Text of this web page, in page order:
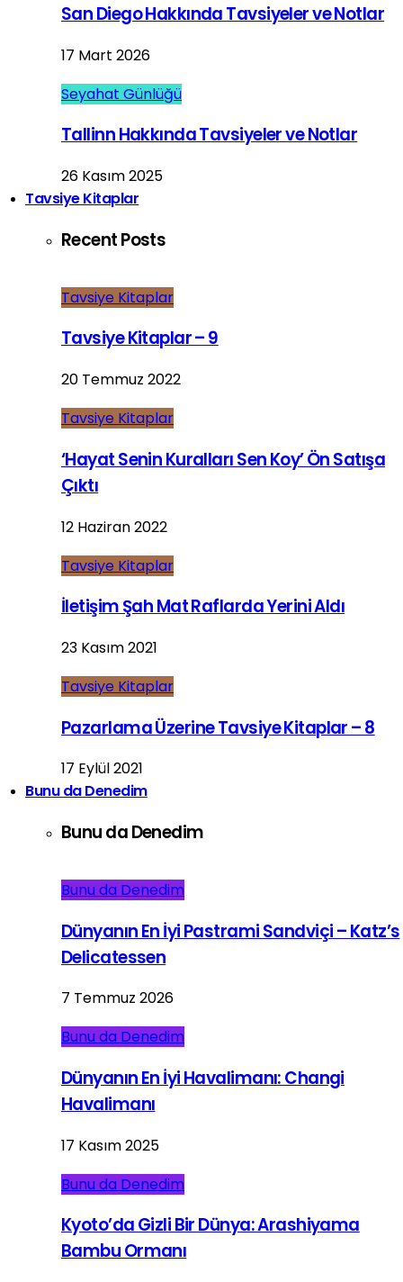
San Diego Hakkında Tavsiyeler ve Notlar
17 Mart 2026
Seyahat Günlüğü
Tallinn Hakkında Tavsiyeler ve Notlar
26 Kasım 2025
Tavsiye Kitaplar
Recent Posts
Tavsiye Kitaplar
Tavsiye Kitaplar – 9
20 Temmuz 2022
Tavsiye Kitaplar
‘Hayat Senin Kuralları Sen Koy’ Ön Satışa
Çıktı
12 Haziran 2022
Tavsiye Kitaplar
İletişim Şah Mat Raflarda Yerini Aldı
23 Kasım 2021
Tavsiye Kitaplar
Pazarlama Üzerine Tavsiye Kitaplar – 8
17 Eylül 2021
Bunu da Denedim
Bunu da Denedim
Bunu da Denedim
Dünyanın En İyi Pastrami Sandviçi – Katz’s
Delicatessen
7 Temmuz 2026
Bunu da Denedim
Dünyanın En İyi Havalimanı: Changi
Havalimanı
17 Kasım 2025
Bunu da Denedim
Kyoto’da Gizli Bir Dünya: Arashiyama
Bambu Ormanı